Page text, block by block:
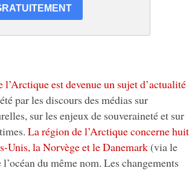
l’Arctique est devenue un sujet d’actualité
par les discours des médias sur
sur les enjeux de souveraineté et sur
La région de l’Arctique concerne huit
Unis, la Norvège et le Danemark(via le
du même nom. Les changements